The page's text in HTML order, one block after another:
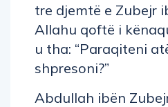
tre djemtë e Zubejr
Allahu qoftë i
u tha: “Paraqiteni
shpresoni?”
Abdullah ibën